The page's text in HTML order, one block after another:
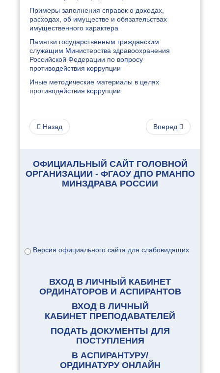
Примеры заполнения справок о доходах,
расходах, об имуществе и обязательствах
имущественного характера
Памятки государственным гражданским
служащим Министерства здравоохранения
Российской Федерации по вопросу
противодействия коррупции
Иные методические материалы в целях
противодействия коррупции
Назад Вперед
ОФИЦИАЛЬНЫЙ САЙТ ГОЛОВНОЙ
ОРГАНИЗАЦИИ - ФГАОУ ДПО РМАНПО
МИНЗДРАВА РОССИИ
Версия официального сайта для слабовидящих
ВХОД В ЛИЧНЫЙ КАБИНЕТ
ОРДИНАТОРОВ И АСПИРАНТОВ
ВХОД В ЛИЧНЫЙ
КАБИНЕТ ПРЕПОДАВАТЕЛЕЙ
ПОДАТЬ ДОКУМЕНТЫ ДЛЯ
ПОСТУПЛЕНИЯ
В АСПИРАНТУРУ/
ОРДИНАТУРУ ОНЛАЙН